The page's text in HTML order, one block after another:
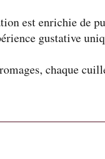
est enrichie de
gustative
chaque